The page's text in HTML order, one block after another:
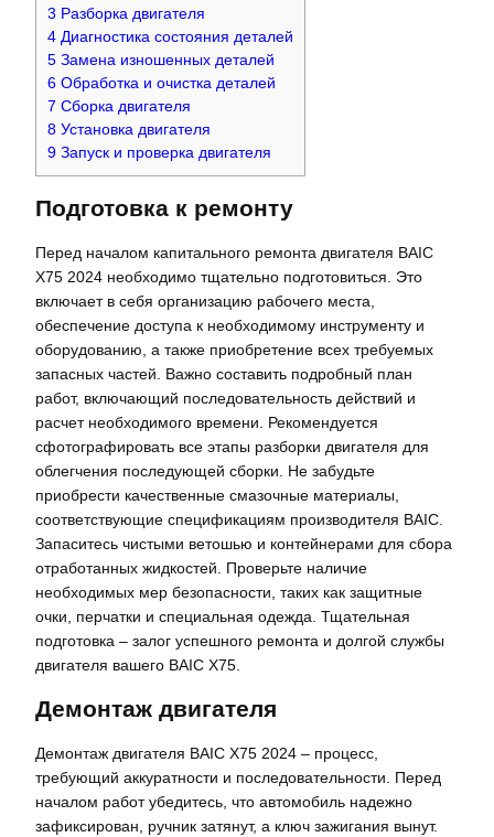
3 Разборка двигателя
4 Диагностика состояния деталей
5 Замена изношенных деталей
6 Обработка и очистка деталей
7 Сборка двигателя
8 Установка двигателя
9 Запуск и проверка двигателя
Подготовка к ремонту
Перед началом капитального ремонта двигателя BAIC
X75 2024 необходимо тщательно подготовиться. Это
включает в себя организацию рабочего места,
обеспечение доступа к необходимому инструменту и
оборудованию, а также приобретение всех требуемых
запасных частей. Важно составить подробный план
работ, включающий последовательность действий и
расчет необходимого времени. Рекомендуется
сфотографировать все этапы разборки двигателя для
облегчения последующей сборки. Не забудьте
приобрести качественные смазочные материалы,
соответствующие спецификациям производителя BAIC.
Запаситесь чистыми ветошью и контейнерами для сбора
отработанных жидкостей. Проверьте наличие
необходимых мер безопасности, таких как защитные
очки, перчатки и специальная одежда. Тщательная
подготовка – залог успешного ремонта и долгой службы
двигателя вашего BAIC X75.
Демонтаж двигателя
Демонтаж двигателя BAIC X75 2024 – процесс,
требующий аккуратности и последовательности. Перед
началом работ убедитесь, что автомобиль надежно
зафиксирован, ручник затянут, а ключ зажигания вынут.